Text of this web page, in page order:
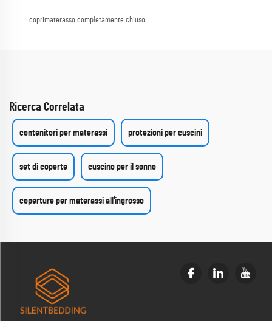
coprimaterasso completamente chiuso
Ricerca Correlata
contenitori per materassi protezioni per cuscini
set di coperte cuscino per il sonno
coperture per materassi all'ingrosso